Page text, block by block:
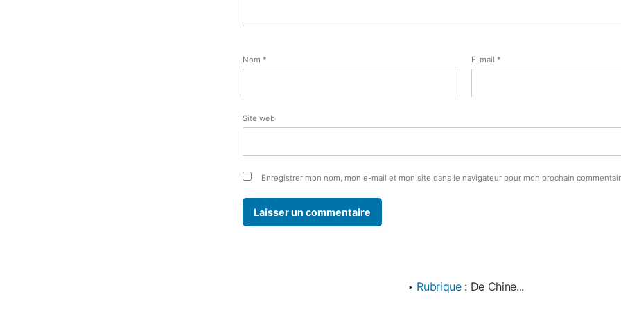
Nom * E-mail *
Site web
Enregistrer mon nom, mon e-mail et mon site dans le navigateur pour mon prochain
‣ Rubrique : De Chine...